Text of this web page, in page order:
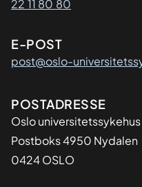
22 11 80 80
E-POST
post@oslo-
Adresse
POSTADRESSE
Oslo universitetssykehus
Postboks 4950 Nydalen
0424 OSLO